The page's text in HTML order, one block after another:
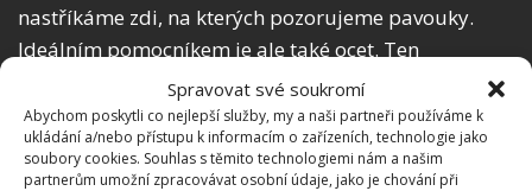
Spravovat své soukromí
Abychom poskytli co nejlepší služby, my a naši partneři používáme k
ukládání a/nebo přístupu k informacím o zařízeních, technologie jako
soubory cookies. Souhlas s těmito technologiemi nám a našim
partnerům umožní zpracovávat osobní údaje, jako je chování při
nastříkáme zdi, na kterých pozorujeme pavouky.
Ideálním pomocníkem je ale také ocet. Ten
smícháme s vodou a tímto roztokem v rozprašovači
postříkáme rohy každého pokoje.